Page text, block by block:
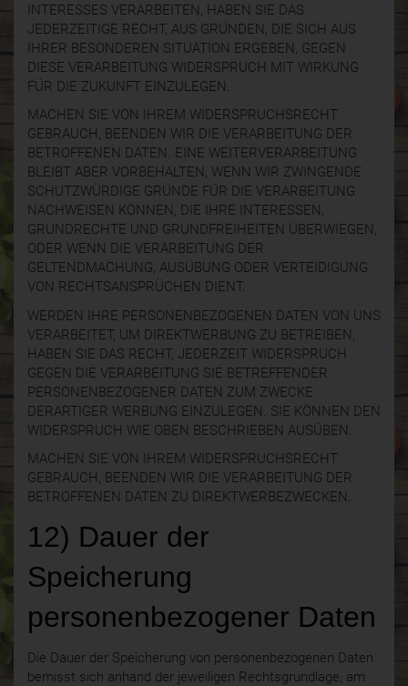
INTERESSES VERARBEITEN, HABEN SIE DAS
JEDERZEITIGE RECHT, AUS GRÜNDEN, DIE SICH AUS
IHRER BESONDEREN SITUATION ERGEBEN, GEGEN
DIESE VERARBEITUNG WIDERSPRUCH MIT WIRKUNG
FÜR DIE ZUKUNFT EINZULEGEN.
MACHEN SIE VON IHREM WIDERSPRUCHSRECHT
GEBRAUCH, BEENDEN WIR DIE VERARBEITUNG DER
BETROFFENEN DATEN. EINE WEITERVERARBEITUNG
BLEIBT ABER VORBEHALTEN, WENN WIR ZWINGENDE
SCHUTZWÜRDIGE GRÜNDE FÜR DIE VERARBEITUNG
NACHWEISEN KÖNNEN, DIE IHRE INTERESSEN,
GRUNDRECHTE UND GRUNDFREIHEITEN ÜBERWIEGEN,
ODER WENN DIE VERARBEITUNG DER
GELTENDMACHUNG, AUSÜBUNG ODER VERTEIDIGUNG
VON RECHTSANSPRÜCHEN DIENT.
WERDEN IHRE PERSONENBEZOGENEN DATEN VON UNS
VERARBEITET, UM DIREKTWERBUNG ZU BETREIBEN,
HABEN SIE DAS RECHT, JEDERZEIT WIDERSPRUCH
GEGEN DIE VERARBEITUNG SIE BETREFFENDER
PERSONENBEZOGENER DATEN ZUM ZWECKE
DERARTIGER WERBUNG EINZULEGEN. SIE KÖNNEN DEN
WIDERSPRUCH WIE OBEN BESCHRIEBEN AUSÜBEN.
MACHEN SIE VON IHREM WIDERSPRUCHSRECHT
GEBRAUCH, BEENDEN WIR DIE VERARBEITUNG DER
BETROFFENEN DATEN ZU DIREKTWERBEZWECKEN.
12) Dauer der
Speicherung
personenbezogener Daten
Die Dauer der Speicherung von personenbezogenen Daten
bemisst sich anhand der jeweiligen Rechtsgrundlage, am